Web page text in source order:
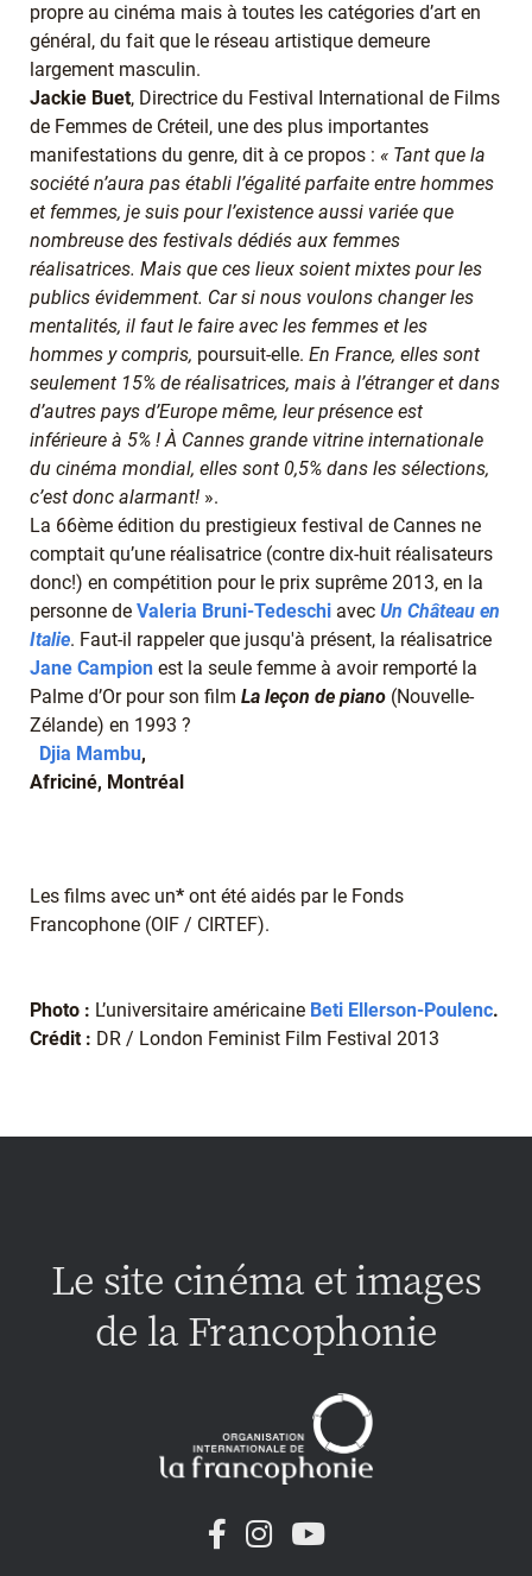
propre au cinéma mais à toutes les catégories d’art en
général, du fait que le réseau artistique demeure
largement masculin.
Jackie Buet, Directrice du Festival International de Films
de Femmes de Créteil, une des plus importantes
manifestations du genre, dit à ce propos : « Tant que la
société n’aura pas établi l’égalité parfaite entre hommes
et femmes, je suis pour l’existence aussi variée que
nombreuse des festivals dédiés aux femmes
réalisatrices. Mais que ces lieux soient mixtes pour les
publics évidemment. Car si nous voulons changer les
mentalités, il faut le faire avec les femmes et les
hommes y compris, poursuit-elle. En France, elles sont
seulement 15% de réalisatrices, mais à l’étranger et dans
d’autres pays d’Europe même, leur présence est
inférieure à 5% ! À Cannes grande vitrine internationale
du cinéma mondial, elles sont 0,5% dans les sélections,
c’est donc alarmant! ».
La 66ème édition du prestigieux festival de Cannes ne
comptait qu’une réalisatrice (contre dix-huit réalisateurs
donc!) en compétition pour le prix suprême 2013, en la
personne de Valeria Bruni-Tedeschi avec Un Château en
Italie. Faut-il rappeler que jusqu'à présent, la réalisatrice
Jane Campion est la seule femme à avoir remporté la
Palme d’Or pour son film La leçon de piano (Nouvelle-
Zélande) en 1993 ?
Djia Mambu,
Africiné, Montréal
Les films avec un* ont été aidés par le Fonds
Francophone (OIF / CIRTEF).
Photo : L’universitaire américaine Beti Ellerson-Poulenc.
Crédit : DR / London Feminist Film Festival 2013
Le site cinéma et images
de la Francophonie